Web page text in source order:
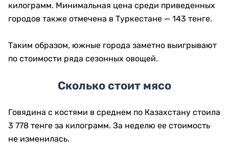
килограмм. Минимальная цена среди приведенных
городов также отмечена в Туркестане — 143 тенге.
Таким образом, южные города заметно выигрывают
по стоимости ряда сезонных овощей.
Сколько стоит мясо
Говядина с костями в среднем по Казахстану стоила
3 778 тенге за килограмм. За неделю ее стоимость
не изменилась.